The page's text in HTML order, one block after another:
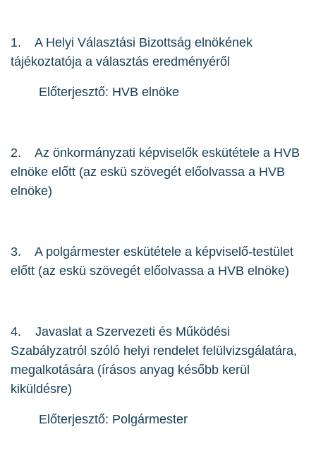
1. A Helyi Választási Bizottság elnökének
tájékoztatója a választás eredményéről
Előterjesztő: HVB elnöke
2. Az önkormányzati képviselők eskütétele a HVB
elnöke előtt (az eskü szövegét előolvassa a HVB
elnöke)
3. A polgármester eskütétele a képviselő-testület
előtt (az eskü szövegét előolvassa a HVB elnöke)
4. Javaslat a Szervezeti és Működési
Szabályzatról szóló helyi rendelet felülvizsgálatára,
megalkotására (írásos anyag később kerül
kiküldésre)
Előterjesztő: Polgármester